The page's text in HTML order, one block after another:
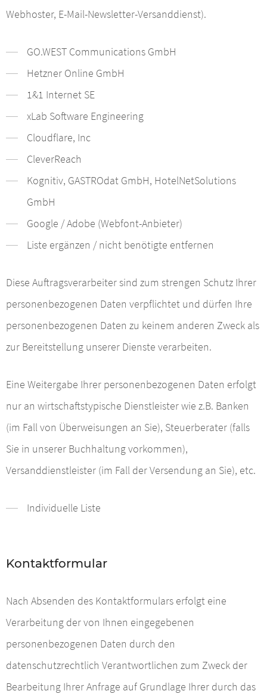
Webhoster, E-Mail-Newsletter-Versanddienst).
GO.WEST Communications GmbH
Hetzner Online GmbH
1&1 Internet SE
xLab Software Engineering
Cloudflare, Inc
CleverReach
Kognitiv, GASTROdat GmbH, HotelNetSolutions
GmbH
Google / Adobe (Webfont-Anbieter)
Liste ergänzen / nicht benötigte entfernen
Diese Auftragsverarbeiter sind zum strengen Schutz Ihrer
personenbezogenen Daten verpflichtet und dürfen Ihre
personenbezogenen Daten zu keinem anderen Zweck als
zur Bereitstellung unserer Dienste verarbeiten.
Eine Weitergabe Ihrer personenbezogenen Daten erfolgt
nur an wirtschaftstypische Dienstleister wie z.B. Banken
(im Fall von Überweisungen an Sie), Steuerberater (falls
Sie in unserer Buchhaltung vorkommen),
Versanddienstleister (im Fall der Versendung an Sie), etc.
Individuelle Liste
Kontaktformular
Nach Absenden des Kontaktformulars erfolgt eine
Verarbeitung der von Ihnen eingegebenen
personenbezogenen Daten durch den
datenschutzrechtlich Verantwortlichen zum Zweck der
Bearbeitung Ihrer Anfrage auf Grundlage Ihrer durch das